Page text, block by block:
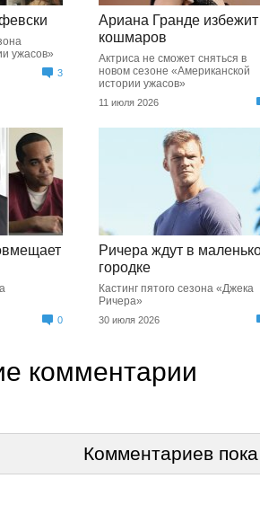
ужасов»
3
Ариана Гранде избежит
кошмаров
Актриса не сможет сняться в
новом сезоне «Американской
истории ужасов»
11 июля 2026
0
Ричера ждут в
городке
Кастинг пятого сезона «Джека
Ричера»
30 июля 2026
комментарии
Комментариев